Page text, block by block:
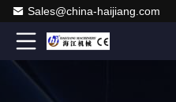
Sales@china-haijiang.com